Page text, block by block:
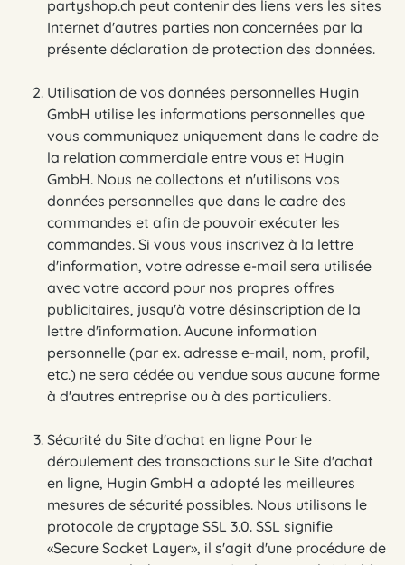
partyshop.ch peut contenir des liens vers les sites
Internet d'autres parties non concernées par la
présente déclaration de protection des données.
Utilisation de vos données personnelles Hugin
GmbH utilise les informations personnelles que
vous communiquez uniquement dans le cadre de
la relation commerciale entre vous et Hugin
GmbH. Nous ne collectons et n'utilisons vos
données personnelles que dans le cadre des
commandes et afin de pouvoir exécuter les
commandes. Si vous vous inscrivez à la lettre
d'information, votre adresse e-mail sera utilisée
avec votre accord pour nos propres offres
publicitaires, jusqu'à votre désinscription de la
lettre d'information. Aucune information
personnelle (par ex. adresse e-mail, nom, profil,
etc.) ne sera cédée ou vendue sous aucune forme
à d'autres entreprise ou à des particuliers.
Sécurité du Site d'achat en ligne Pour le
déroulement des transactions sur le Site d'achat
en ligne, Hugin GmbH a adopté les meilleures
mesures de sécurité possibles. Nous utilisons le
protocole de cryptage SSL 3.0. SSL signifie
«Secure Socket Layer», il s'agit d'une procédure de